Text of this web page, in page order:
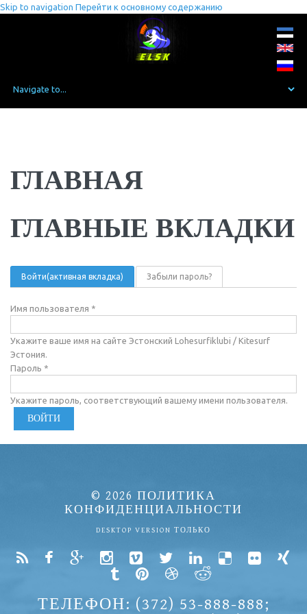
Skip to navigation Перейти к основному содержанию
ГЛАВНАЯ
ГЛАВНЫЕ ВКЛАДКИ
Войти(активная вкладка) Забыли пароль?
Имя пользователя *
Укажите ваше имя на сайте Эстонский Lohesurfiklubi / Kitesurf
Эстония.
Пароль *
Укажите пароль, соответствующий вашему имени пользователя.
© 2026 ПОЛИТИКА
КОНФИДЕНЦИАЛЬНОСТИ
DESKTOP VERSION ТОЛЬКО
ТЕЛЕФОН: (372) 53-888-888;